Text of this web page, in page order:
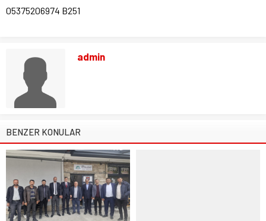
05375206974 B251
admin
BENZER KONULAR